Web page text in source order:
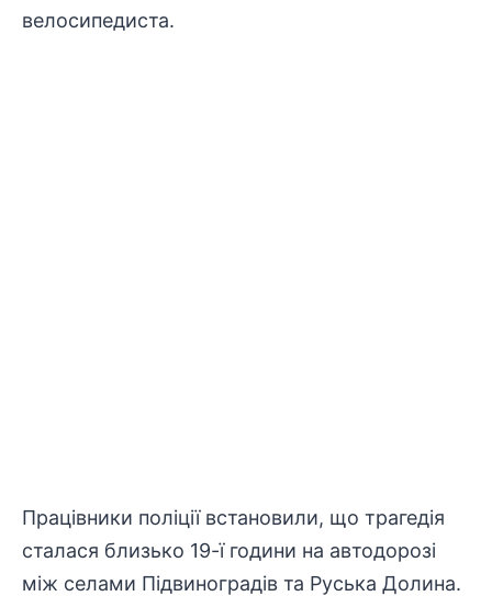
велосипедиста.
Працівники поліції встановили, що трагедія
сталася близько 19-ї години на автодорозі
між селами Підвиноградів та Руська Долина.